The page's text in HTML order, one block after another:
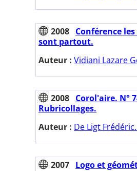
2008 Conférence
sont partout.
Auteur : Vidiani Lazare
2008 Corol'aire. N°
Rubricollages.
Auteur : De Ligt
2007 Logo et